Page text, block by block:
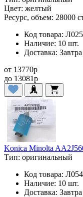
Цвет: желтый
Ресурс, объем: 28000
Код товара:
Наличие: 10 шт.
Доставка: Завтра
от 13770p
до 13081p
Konica Minolta
Тип: оригинальный
Код товара:
Наличие: 10 шт.
Доставка: Завтра